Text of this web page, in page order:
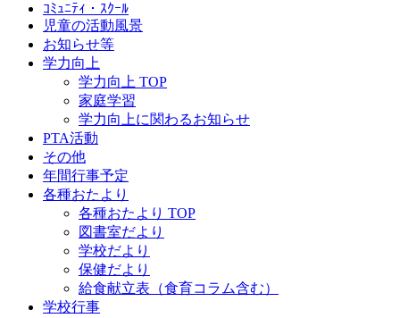
ｺﾐｭﾆﾃｨ・ｽｸｰﾙ
児童の活動風景
お知らせ等
学力向上
学力向上 TOP
家庭学習
学力向上に関わるお知らせ
PTA活動
その他
年間行事予定
各種おたより
各種おたより TOP
図書室だより
学校だより
保健だより
給食献立表（食育コラム含む）
学校行事